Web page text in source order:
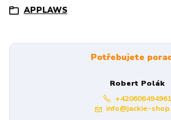
APPLAWS
Potřebujete
Robert Polák
+420606494961
info@jackie-